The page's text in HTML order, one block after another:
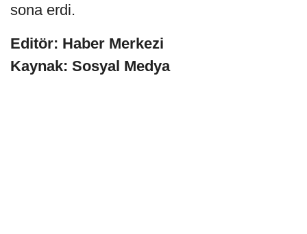
sona erdi.
Editör: Haber Merkezi
Kaynak: Sosyal Medya